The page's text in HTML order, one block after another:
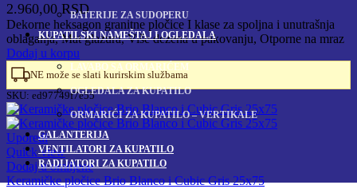
BATERIJE ZA SUDOPERU
KUPATILSKI NAMEŠTAJ I OGLEDALA
LAVABO SA ORMARIĆEM
OGLEDALA ZA KUPATILO
ORMARIĆI ZA KUPATILO – VERTIKALE
GALANTERIJA
VENTILATORI ZA KUPATILO
RADIJATORI ZA KUPATILO
2.960,00RSD
Dekorne heksagon granitne pločice I klase za spoljna i unutrašnja
oblaganja, Mat glazura, Više dezena u pakovanju, Otporne na mraz
Dodaj u korpu
NE može se slati kurirskim službama
SKU: ed97749f7e55
Uporedi
Quick view
Dodaj u omiljene
Keramičke pločice Brio Blanco i Cubic Gris 25x75